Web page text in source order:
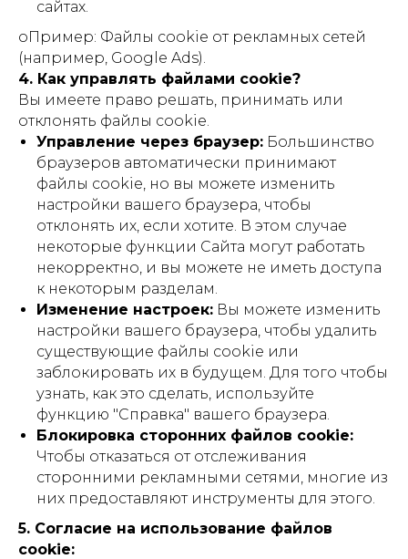
сайтах.
oПример: Файлы cookie от рекламных сетей
(например, Google Ads).
4. Как управлять файлами cookie?
Вы имеете право решать, принимать или
отклонять файлы cookie.
Управление через браузер: Большинство
браузеров автоматически принимают
файлы cookie, но вы можете изменить
настройки вашего браузера, чтобы
отклонять их, если хотите. В этом случае
некоторые функции Сайта могут работать
некорректно, и вы можете не иметь доступа
к некоторым разделам.
Изменение настроек: Вы можете изменить
настройки вашего браузера, чтобы удалить
существующие файлы cookie или
заблокировать их в будущем. Для того чтобы
узнать, как это сделать, используйте
функцию "Справка" вашего браузера.
Блокировка сторонних файлов cookie:
Чтобы отказаться от отслеживания
сторонними рекламными сетями, многие из
них предоставляют инструменты для этого.
5. Согласие на использование файлов
cookie: